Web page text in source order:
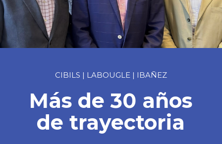
CIBILS | LABOUGLE | IBAÑEZ
Más de 30 años
de trayectoria